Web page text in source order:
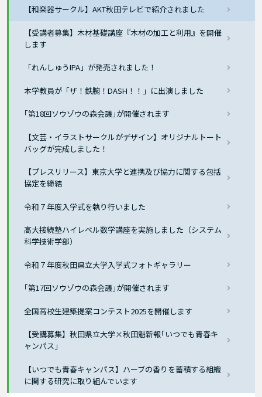
【和楽器サークル】AKT秋田テレビで紹介されました
【受講者募集】木材基礎講座『木材の加工と利用』を開催
します
「れんしゅうIPA」が発売されました！
本学教員が「ザ！鉄腕！DASH！！」に出演しました
｢第18回ソウゾウの森会議｣が開催されます
【文芸・イラストサークルがデザイン】オリジナルトート
バッグが完成しました！
【プレスリリース】東京大学と連携及び協力に関する包括
協定を締結
令和７年度入学式を執り行いました
高大接続塾ハイレベル数学講座を実施しました（システム
科学技術学部）
令和７年度秋田県立大学入学式フォトギャラリー
｢第17回ソウゾウの森会議｣が開催されます
全国高校生建築提案コンテスト2025を開催します
【受講募集】秋田県立大学×秋田魁新報｢いつでも青春キ
ャンパス｣
【いつでも青春キャンパス】ハーブの香りを蓄積する組織
に関する研究に取り組んでいます